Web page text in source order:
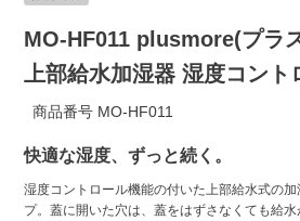
MO-HF011 plusmore(プラ
上部給水加湿器 湿度コント
商品番号 MO-HF011
快適な湿度、ずっと続く。
湿度コントロール機能の付いた上部給水式の
プ。蓋に開いた穴は、蓋をはずさなくても給